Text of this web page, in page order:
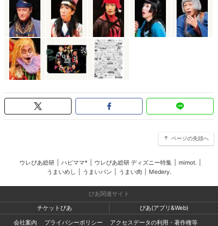
ページの先頭へ
ウレぴあ総研 ハピママ* ウレぴあ総研 ディズニー特集 mimot.
うまいめし
うまいパン うまい肉 Medery.
ぴあ関連サイト
チケットぴあ
ぴあ(アプリ&Web)
会社案内
プライバシーポリシー アクセスデータの利用・著作権等